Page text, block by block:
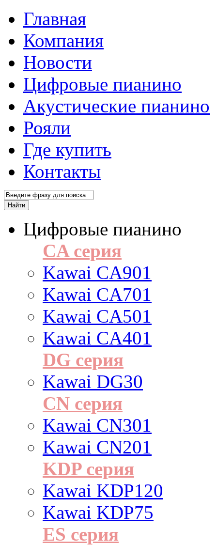
Главная
Компания
Новости
Цифровые пианино
Акустические пианино
Рояли
Где купить
Контакты
Цифровые пианино
CA серия
Kawai CA901
Kawai CA701
Kawai CA501
Kawai CA401
DG серия
Kawai DG30
CN серия
Kawai CN301
Kawai CN201
KDP серия
Kawai KDP120
Kawai KDP75
ES cерия